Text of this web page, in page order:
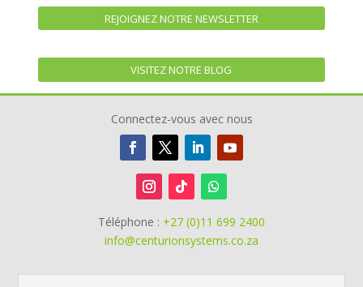
REJOIGNEZ NOTRE NEWSLETTER
VISITEZ NOTRE BLOG
Connectez-vous avec nous
Téléphone : +27 (0)11 699 2400
info@centurionsystems.co.za